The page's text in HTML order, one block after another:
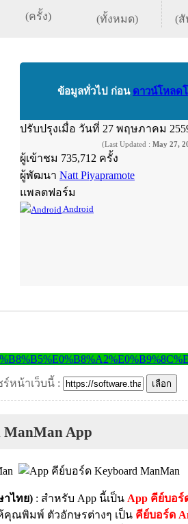
(ครั้ง) (ทั้งหมด) (สั
ข้อมูลทั่วไป ก่อน ดาวน์โหลด
ปรับปรุงเมื่อ วันที่ 27 พฤษภาคม
(Last Updated : May 27,
ผู้เข้าชม 735,712 ครั้ง
ผู้พัฒนา Natt Piyapramote
แพลตฟอร์ม
Android
ร์หน้าเว็บนี้ :
ManMan App
าไทย) : สำหรับ App นี้เป็น App คีย์บอร์
ณพิมพ์ ตัวอักษรต่างๆ เป็น คีย์บอร์ด